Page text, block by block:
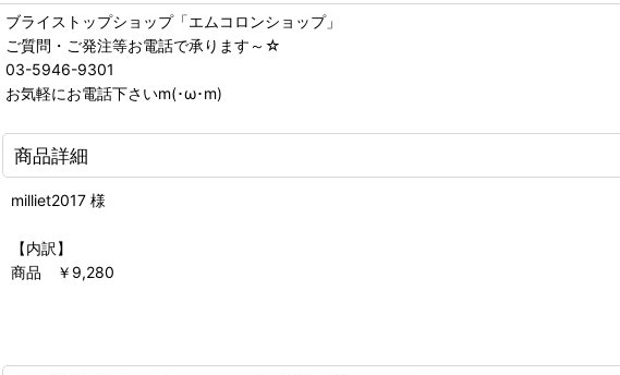
ブライストップショップ「エムコロンショップ」
ご質問・ご発注等お電話で承ります～☆
03-5946-9301
お気軽にお電話下さいm(･ω･m)
商品詳細
milliet2017 様
【内訳】
商品 ￥9,280